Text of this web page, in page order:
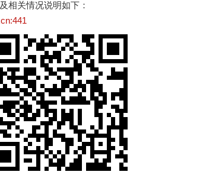
相关情况说明如下：